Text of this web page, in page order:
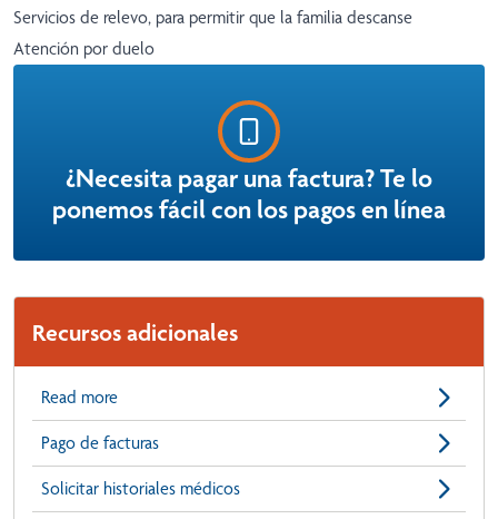
Servicios de relevo, para permitir que la familia descanse
Atención por duelo
¿Necesita pagar una factura? Te lo
ponemos fácil con los pagos en línea
Recursos adicionales
Read more
Pago de facturas
Solicitar historiales médicos